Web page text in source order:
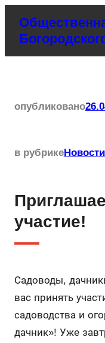
содержимому
опубликовано
в рубрикеНовости
участие!
Садоводы,
вас принять
садоводства и
дачник»! Уже